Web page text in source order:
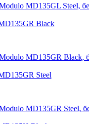
MD135GL Steel,
MD135GR Black,
MD135GR Steel,